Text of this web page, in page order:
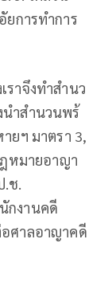
ยการทำการ
ราจึงทําสํานว
นําสํานวนพร้
ยฯ มาตรา 3,
หมายอาญา
.ช.
กงานคดี
ศาลอาญาคดี